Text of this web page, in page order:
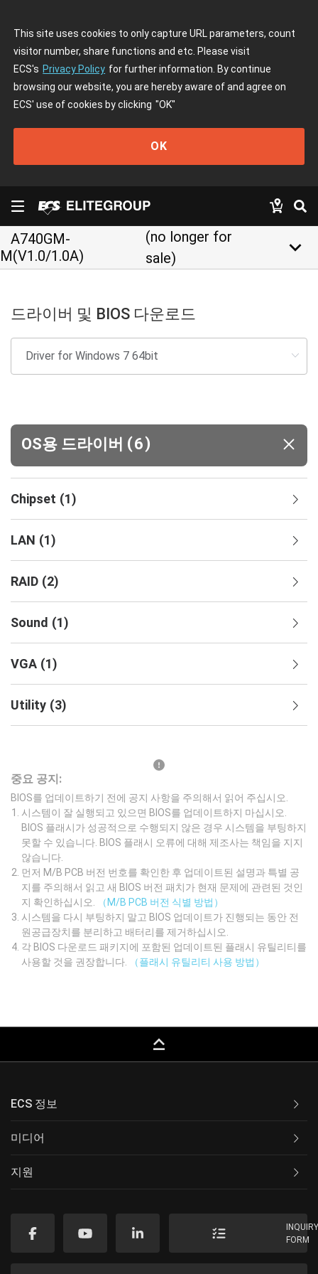
This site uses cookies to only capture URL parameters, count
visitor number, share functions and etc. Please visit
ECS's Privacy Policy for further information. By continue
browsing our website, you are hereby aware of and agree on
ECS' use of cookies by clicking "OK"
OK
A740GM-
M(V1.0/1.0A)
(no longer for
sale)
keyboard_arrow_down
드라이버 및 BIOS 다운로드
OS용 드라이버 (6)
Chipset (1)
LAN (1)
RAID (2)
Sound (1)
VGA (1)
Utility (3)
중요 공지:
BIOS를 업데이트하기 전에 공지 사항을 주의해서 읽어 주십시오.
시스템이 잘 실행되고 있으면 BIOS를 업데이트하지 마십시오.
BIOS 플래시가 성공적으로 수행되지 않은 경우 시스템을 부팅하지
못할 수 있습니다. BIOS 플래시 오류에 대해 제조사는 책임을 지지
않습니다.
먼저 M/B PCB 버전 번호를 확인한 후 업데이트된 설명과 특별 공
지를 주의해서 읽고 새 BIOS 버전 패치가 현재 문제에 관련된 것인
지 확인하십시오.
（M/B PCB 버전 식별 방법）
시스템을 다시 부팅하지 말고 BIOS 업데이트가 진행되는 동안 전
원공급장치를 분리하고 배터리를 제거하십시오.
각 BIOS 다운로드 패키지에 포함된 업데이트된 플래시 유틸리티를
사용할 것을 권장합니다.
（플래시 유틸리티 사용 방법）
keyboard_capslock
ECS 정보
미디어
지원
FORM